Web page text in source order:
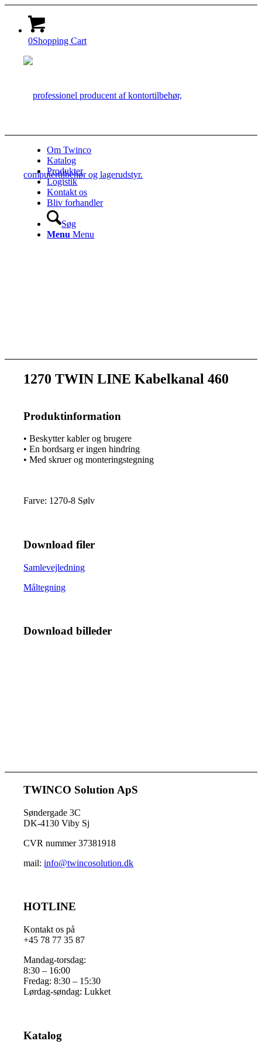
0Shopping Cart
Om Twinco
Katalog
Produkter
Logistik
Kontakt os
Bliv forhandler
Søg
Menu Menu
1270 TWIN LINE Kabelkanal 460
Produktinformation
• Beskytter kabler og brugere
• En bordsarg er ingen hindring
• Med skruer og monteringstegning
Farve: 1270-8 Sølv
Download filer
Samlevejledning
Måltegning
Download billeder
TWINCO Solution ApS
Søndergade 3C
DK-4130 Viby Sj
CVR nummer 37381918
mail:info@twincosolution.dk
HOTLINE
Kontakt os på
+45 78 77 35 87
Mandag-torsdag:
8:30 – 16:00
Fredag: 8:30 – 15:30
Lørdag-søndag: Lukket
Katalog